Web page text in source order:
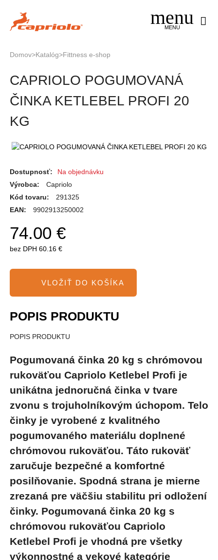
navigation
MENU
sa
tu
Domov>Katalóg>Fittness e-shop
to
CAPRIOLO POGUMOVANÁ
ČINKA KETLEBEL PROFI 20
KG
Dostupnosť:
Na objednávku
Výrobca:
Capriolo
Kód tovaru:
291325
EAN:
9902913250002
74.00 €
bez DPH 60.16 €
POPIS PRODUKTU
POPIS PRODUKTU
Pogumovaná činka 20 kg s chrómovou
rukoväťou Capriolo Ketlebel Profi je
unikátna jednoručná činka v tvare
zvonu s trojuholníkovým úchopom. Telo
činky je vyrobené z kvalitného
pogumovaného materiálu doplnené
chrómovou rukoväťou. Táto rukoväť
zaručuje bezpečné a komfortné
posilňovanie. Spodná strana je mierne
zrezaná pre väčšiu stabilitu pri odložení
činky. Pogumovaná činka 20 kg s
chrómovou rukoväťou Capriolo
Ketlebel Profi je vhodná pre všetky
výkonnostné a vekové kategórie